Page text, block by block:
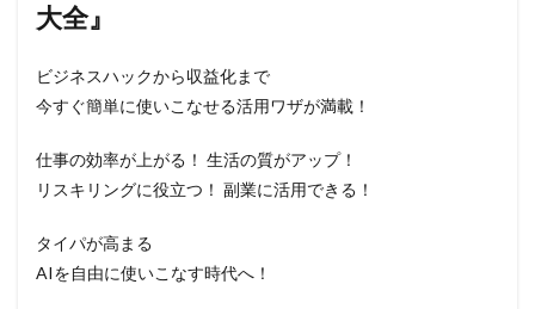
大全』
ビジネスハックから収益化まで
今すぐ簡単に使いこなせる活用ワザが満載！
仕事の効率が上がる！ 生活の質がアップ！
リスキリングに役立つ！ 副業に活用できる！
タイパが高まる
AIを自由に使いこなす時代へ！